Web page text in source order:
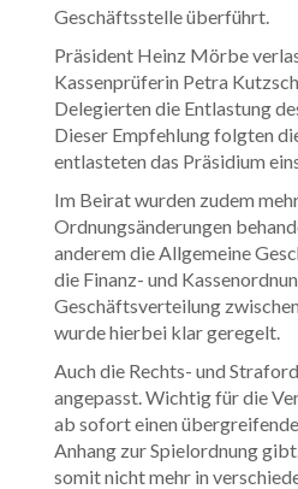
Geschäftsstelle überführt.
Präsident Heinz Mörbe
Kassenprüferin Petra
Delegierten die Entlastung
Dieser Empfehlung folgten
entlasteten das Präsidium
Im Beirat wurden zudem
Ordnungsänderungen
anderem die Allgemeine
die Finanz- und
Geschäftsverteilung
wurde hierbei klar geregelt.
Auch die Rechts- und
angepasst. Wichtig für die
ab sofort einen
Anhang zur Spielordnung
somit nicht mehr in